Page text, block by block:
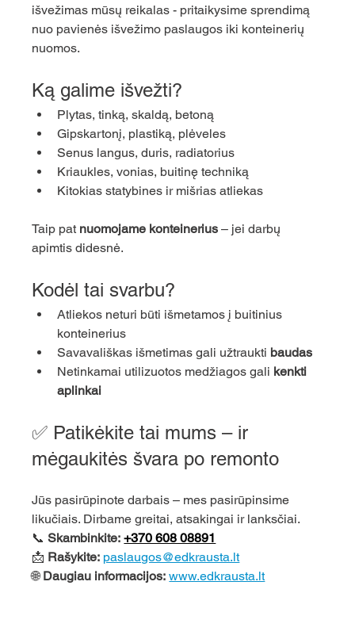
išvežimas mūsų reikalas - pritaikysime sprendimą
nuo pavienės išvežimo paslaugos iki konteinerių
nuomos.
Ką galime išvežti?
Plytas, tinką, skaldą, betoną
Gipskartonį, plastiką, plėveles
Senus langus, duris, radiatorius
Kriaukles, vonias, buitinę techniką
Kitokias statybines ir mišrias atliekas
Taip pat nuomojame konteinerius – jei darbų
apimtis didesnė.
Kodėl tai svarbu?
Atliekos neturi būti išmetamos į buitinius
konteinerius
Savavališkas išmetimas gali užtraukti baudas
Netinkamai utilizuotos medžiagos gali kenkti
aplinkai
✅ Patikėkite tai mums – ir
mėgaukitės švara po remonto
Jūs pasirūpinote darbais – mes pasirūpinsime
likučiais. Dirbame greitai, atsakingai ir lanksčiai.
📞 Skambinkite: +370 608 08891
📩 Rašykite: paslaugos@edkrausta.lt
🌐 Daugiau informacijos: www.edkrausta.lt